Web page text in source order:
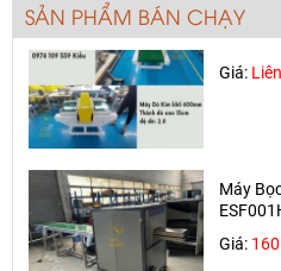
SẢN PHẨM BÁN CHẠY
Máy Dò
Giá:
Máy
Giá: